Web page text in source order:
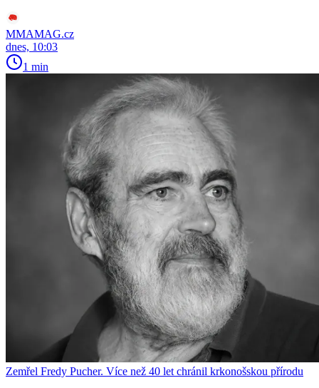
MMAMAG.cz
dnes, 10:03
1 min
Zemřel Fredy Pucher. Více než 40 let chránil krkonošskou přírodu